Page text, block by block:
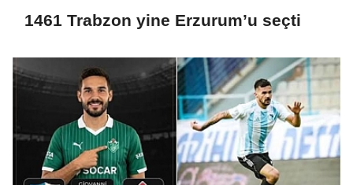
1461 Trabzon yine Erzurum’u seçti